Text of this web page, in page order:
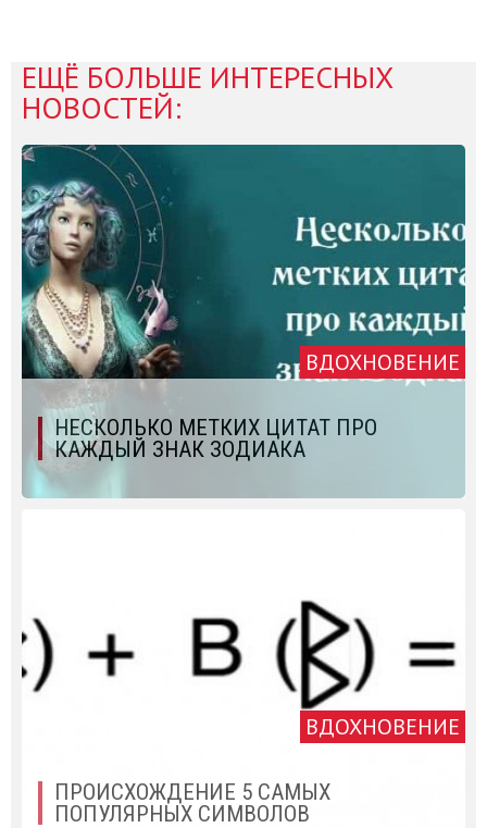
ЕЩЁ БОЛЬШЕ ИНТЕРЕСНЫХ
НОВОСТЕЙ:
ВДОХНОВЕНИЕ
НЕСКОЛЬКО МЕТКИХ ЦИТАТ ПРО
КАЖДЫЙ ЗНАК ЗОДИАКА
ВДОХНОВЕНИЕ
ПРОИСХОЖДЕНИЕ 5 САМЫХ
ПОПУЛЯРНЫХ СИМВОЛОВ